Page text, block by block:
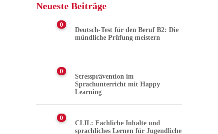
Neueste Beiträge
0
Deutsch-Test für den Beruf B2: Die
mündliche Prüfung meistern
0
Stressprävention im
Sprachunterricht mit Happy
Learning
0
CLIL: Fachliche Inhalte und
sprachliches Lernen für Jugendliche